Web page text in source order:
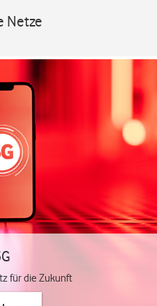
Netze
für die Zukunft